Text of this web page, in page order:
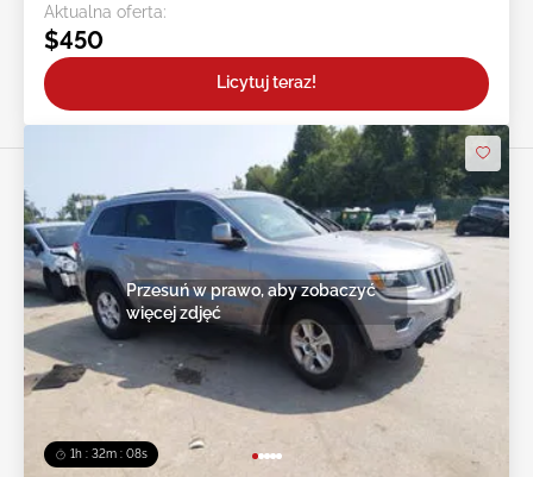
Aktualna oferta:
$450
Licytuj teraz!
1h : 32m : 05s
Przesuń w prawo, aby zobaczyć
więcej zdjęć